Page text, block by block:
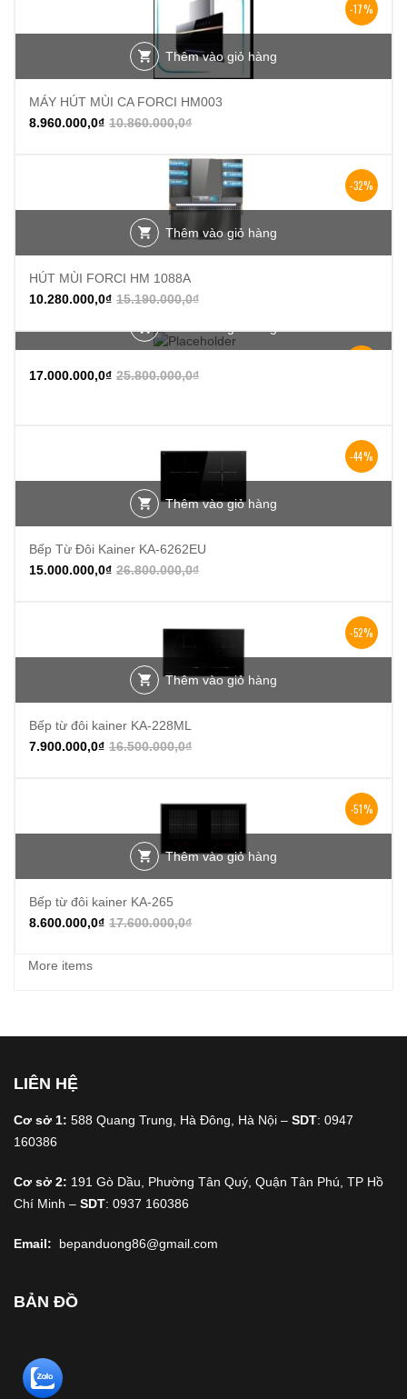
-17%
Thêm vào giỏ hàng
MÁY HÚT MÙI CA FORCI HM003
10.860.000,0₫
8.960.000,0₫
-32%
Thêm vào giỏ hàng
HÚT MÙI FORCI HM 1088A
15.190.000,0₫
10.280.000,0₫
25.800.000,0₫
17.000.000,0₫
-44%
Thêm vào giỏ hàng
Bếp Từ Đôi Kainer KA-6262EU
26.800.000,0₫
15.000.000,0₫
-52%
Thêm vào giỏ hàng
Bếp từ đôi kainer KA-228ML
16.500.000,0₫
7.900.000,0₫
-51%
Thêm vào giỏ hàng
Bếp từ đôi kainer KA-265
17.600.000,0₫
8.600.000,0₫
More items
LIÊN HỆ
Cơ sở 1: 588 Quang Trung, Hà Đông, Hà Nội – SDT: 0947
160386
Cơ sở 2: 191 Gò Dầu, Phường Tân Quý, Quận Tân Phú, TP Hồ
Chí Minh – SDT: 0937 160386
Email: bepanduong86@gmail.com
BẢN ĐỒ